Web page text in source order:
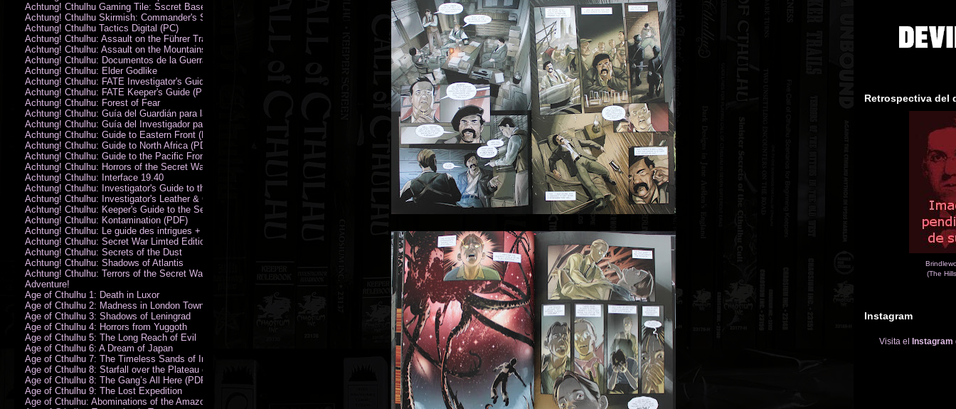
Achtung! Cthulhu Gaming Tile: Sscret Base & Icy Ruins
Achtung! Cthulhu Skirmish: Commander's Set
Achtung! Cthulhu Tactics Digital (PC)
Achtung! Cthulhu: Assault on the Führer Train
Achtung! Cthulhu: Assault on the Mountains of Madness
Achtung! Cthulhu: Documentos de la Guerra Secreta
Achtung! Cthulhu: Elder Godlike
Achtung! Cthulhu: FATE Investigator's Guide (PDF)
Achtung! Cthulhu: FATE Keeper's Guide (PDF)
Achtung! Cthulhu: Forest of Fear
Achtung! Cthulhu: Guía del Guardián para la Guerra Secreta
Achtung! Cthulhu: Guía del Investigador para la Guerra Secreta
Achtung! Cthulhu: Guide to Eastern Front (PDF)
Achtung! Cthulhu: Guide to North Africa (PDF)
Achtung! Cthulhu: Guide to the Pacific Front
Achtung! Cthulhu: Horrors of the Secret War
Achtung! Cthulhu: Interface 19.40
Achtung! Cthulhu: Investigator's Guide to the Secret War
Achtung! Cthulhu: Investigator's Leather & Canvas Bag
Achtung! Cthulhu: Keeper's Guide to the Secret War
Achtung! Cthulhu: Kontamination (PDF)
Achtung! Cthulhu: Le guide des intrigues + ecran
Achtung! Cthulhu: Secret War Limted Edition Book
Achtung! Cthulhu: Secrets of the Dust
Achtung! Cthulhu: Shadows of Atlantis
Achtung! Cthulhu: Terrors of the Secret War
Adventure!
Age of Cthulhu 1: Death in Luxor
Age of Cthulhu 2: Madness in London Town
Age of Cthulhu 3: Shadows of Leningrad
Age of Cthulhu 4: Horrors from Yuggoth
Age of Cthulhu 5: The Long Reach of Evil
Age of Cthulhu 6: A Dream of Japan
Age of Cthulhu 7: The Timeless Sands of India
Age of Cthulhu 8: Starfall over the Plateau of Leng
Age of Cthulhu 8: The Gang’s All Here (PDF)
Age of Cthulhu 9: The Lost Expedition
Age of Cthulhu: Abominations of the Amazon
Retrospectiva del
(The
Instagram
Visita el Instagram